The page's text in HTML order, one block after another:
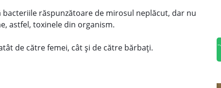
răspunzătoare de mirosul neplăcut, dar nu
astfel, toxinele din organism.
de către femei, cât și de către bărbați.